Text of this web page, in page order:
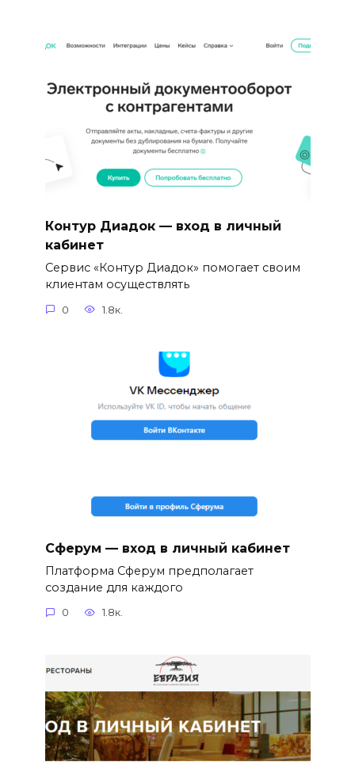
Контур Диадок — вход в личный
кабинет
Сервис «Контур Диадок» помогает своим
клиентам осуществлять
0 1.8к.
Сферум — вход в личный кабинет
Платформа Сферум предполагает
создание для каждого
0 1.8к.